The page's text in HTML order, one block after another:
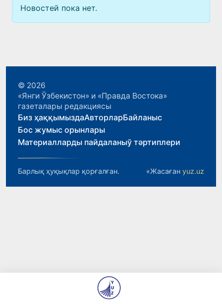
Новостей пока нет.
© 2026
«Янги Ўзбекистон» и «Правда Востока»
газеталары редакциясы
Биз ҳаққымыздаАвторларБайланыс
Бос жумыс орынлары
Материалларды пайдаланыў тәртиплери
Барлық ҳуқықлар қорғалған. «Жасаған yuz.uz